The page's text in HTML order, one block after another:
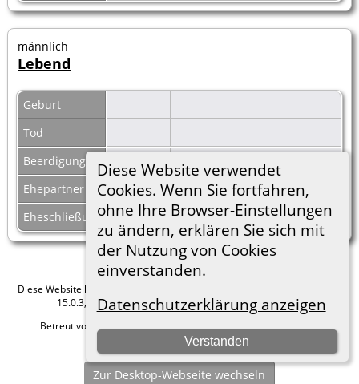
Diese Website verwendet
Cookies. Wenn Sie fortfahren,
ohne Ihre Browser-Einstellungen
zu ändern, erklären Sie sich mit
der Nutzung von Cookies
einverstanden.
Datenschutzerklärung anzeigen
Verstanden
männlich
Lebend
Geburt
Tod
Beerdigung
Ehepartner
Lebend |F1239
Eheschließung
Diese Website läuft mit
15.0.3, programmiert von Darrin Lythgoe © 2001-2026.
Betreut von
Hier geht es zum Impressum
Zur Desktop-Webseite wechseln